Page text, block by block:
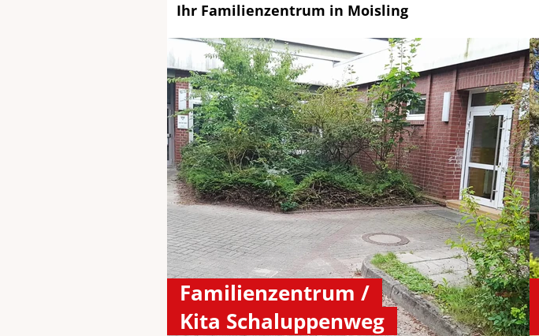
Ihr Familienzentrum in Moisling
Familienzentrum /
Kita Schaluppenweg